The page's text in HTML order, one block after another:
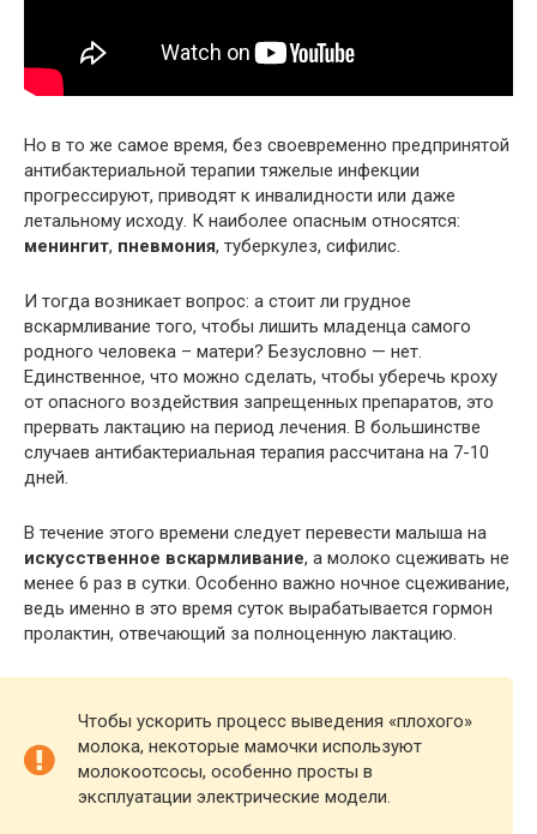
Но в то же самое время, без своевременно предпринятой
антибактериальной терапии тяжелые инфекции
прогрессируют, приводят к инвалидности или даже
летальному исходу. К наиболее опасным относятся:
менингит, пневмония, туберкулез, сифилис.
И тогда возникает вопрос: а стоит ли грудное
вскармливание того, чтобы лишить младенца самого
родного человека – матери? Безусловно — нет.
Единственное, что можно сделать, чтобы уберечь кроху
от опасного воздействия запрещенных препаратов, это
прервать лактацию на период лечения. В большинстве
случаев антибактериальная терапия рассчитана на 7-10
дней.
В течение этого времени следует перевести малыша на
искусственное вскармливание, а молоко сцеживать не
менее 6 раз в сутки. Особенно важно ночное сцеживание,
ведь именно в это время суток вырабатывается гормон
пролактин, отвечающий за полноценную лактацию.
Чтобы ускорить процесс выведения «плохого»
молока, некоторые мамочки используют
молокоотсосы, особенно просты в
эксплуатации электрические модели.